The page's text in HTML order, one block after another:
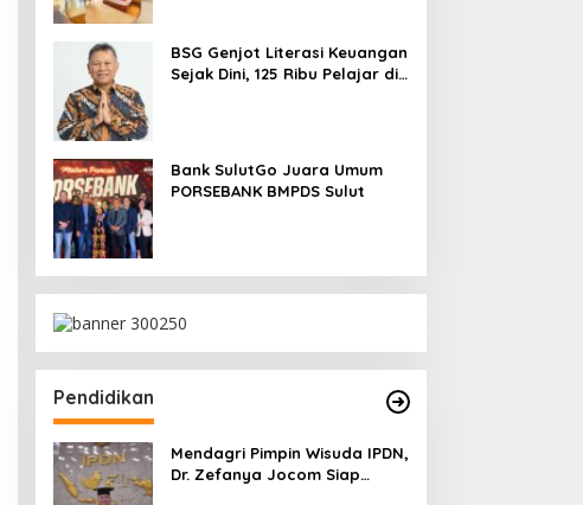
BSG Genjot Literasi Keuangan
Sejak Dini, 125 Ribu Pelajar di
Bank SulutGo Juara Umum
PORSEBANK BMPDS Sulut
Pendidikan
Mendagri Pimpin Wisuda IPDN,
Dr. Zefanya Jocom Siap